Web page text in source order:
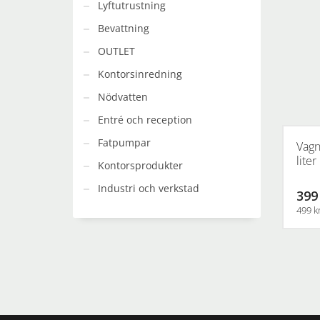
liter
499
Lyftutrustning
Bevattning
OUTLET
Kontorsinredning
Nödvatten
Entré och reception
Fatpumpar
Kontorsprodukter
Industri och verkstad